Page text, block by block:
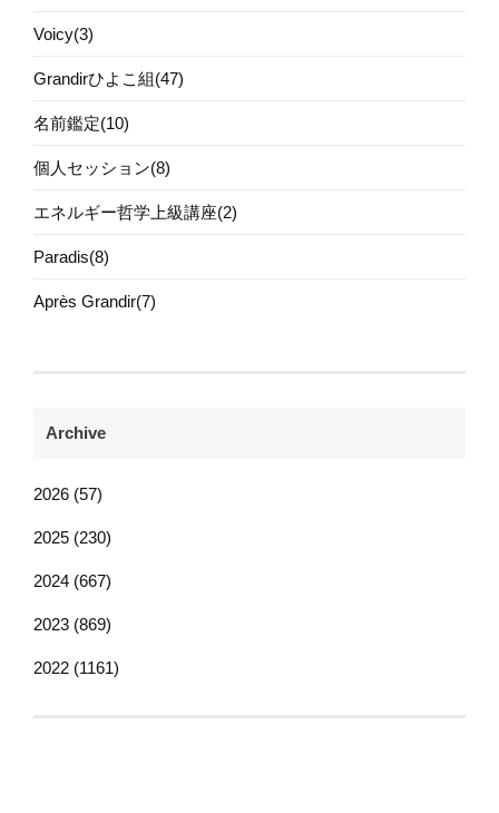
Voicy(3)
Grandirひよこ組(47)
名前鑑定(10)
個人セッション(8)
エネルギー哲学上級講座(2)
Paradis(8)
Après Grandir(7)
Archive
2026 (57)
2025 (230)
2024 (667)
2023 (869)
2022 (1161)